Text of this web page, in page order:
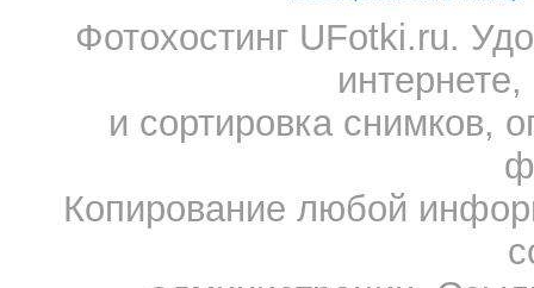
Фотохостинг UFotki.ru.
и сортировка снимков,
Копирование любой